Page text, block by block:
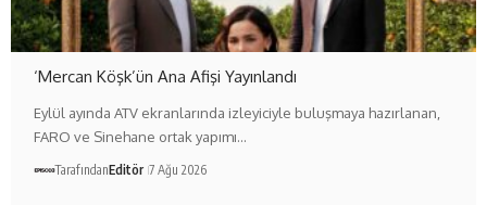
‘Mercan Köşk’ün Ana Afişi Yayınlandı
Eylül ayında ATV ekranlarında izleyiciyle buluşmaya hazırlanan,
FARO ve Sinehane ortak yapımı…
TarafındanEditör 7 Ağu 2026